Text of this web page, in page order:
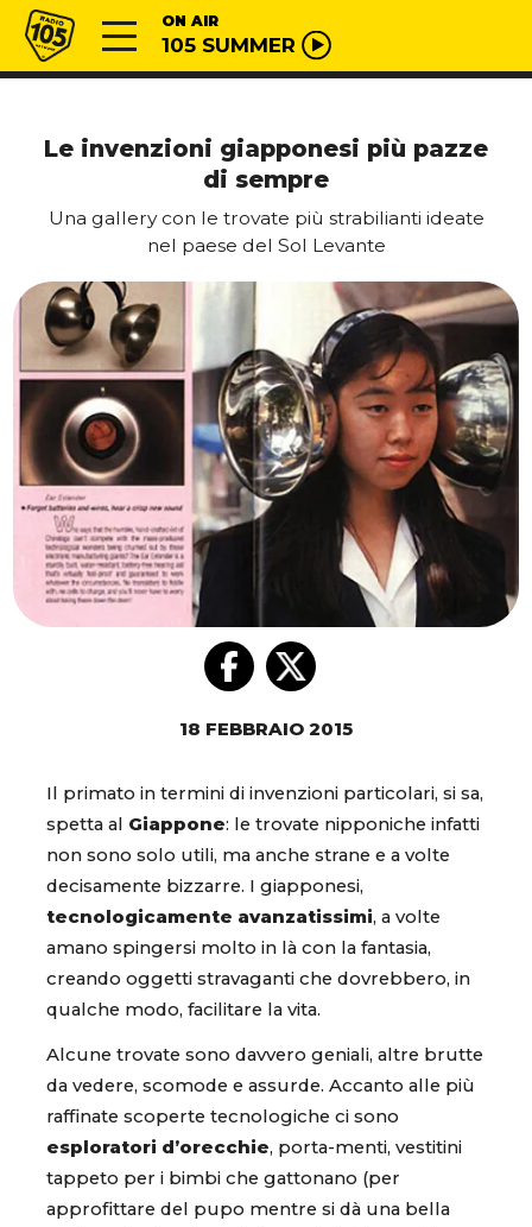
Vai al contenuto
Radio 105 ON AIR
105 SUMMER
Le invenzioni giapponesi più pazze
di sempre
Una gallery con le trovate più strabilianti ideate
nel paese del Sol Levante
18 FEBBRAIO 2015
Il primato in termini di invenzioni particolari, si sa,
spetta al Giappone: le trovate nipponiche infatti
non sono solo utili, ma anche strane e a volte
decisamente bizzarre. I giapponesi,
tecnologicamente avanzatissimi, a volte
amano spingersi molto in là con la fantasia,
creando oggetti stravaganti che dovrebbero, in
qualche modo, facilitare la vita.
Alcune trovate sono davvero geniali, altre brutte
da vedere, scomode e assurde. Accanto alle più
raffinate scoperte tecnologiche ci sono
esploratori d’orecchie, porta-menti, vestitini
tappeto per i bimbi che gattonano (per
approfittare del pupo mentre si dà una bella